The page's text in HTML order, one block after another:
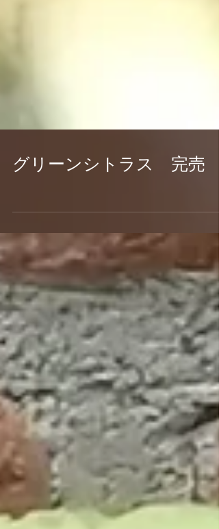
グリーンシトラス 完売